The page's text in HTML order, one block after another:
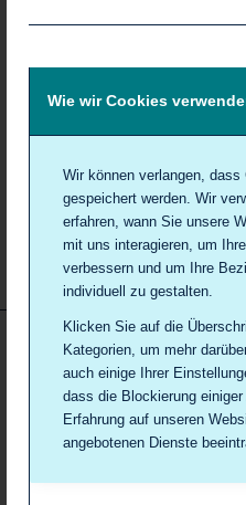
Wie wir Cookies
Wir können verlangen,
gespeichert werden. Wir
erfahren, wann Sie unsere
mit uns interagieren, um
verbessern und um Ihre
individuell zu gestalten.
Klicken Sie auf die
Kategorien, um mehr
auch einige Ihrer
dass die Blockierung
Erfahrung auf unseren
angebotenen Dienste
SIE HABEN NOCH
Die Frauenarztpraxis
Bahnhofstraße 30a
D-85567 Grafing bei